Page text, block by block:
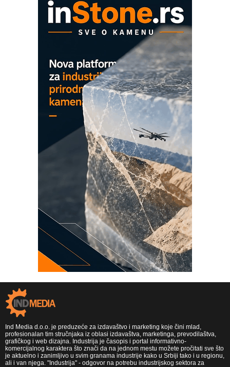
MAREX - Lim i mašine za savremena
rešenja
Marcom-plast d.o.o.- vaš pouzdan
CTO - Prilagodite svoju toplinsku
obradu!
Ind Media d.o.o. je preduzeće za izdavaštvo i marketing koje čini mlad,
profesionalan tim stručnjaka iz oblasi izdavaštva, marketinga, prevodilaštva,
grafičkog i web dizajna. Industrija je časopis i portal informativno-
komercijalnog karaktera što znači da na jednom mestu možete pročitati sve što
je aktuelno i zanimljivo u svim granama industrije kako u Srbiji tako i u regionu,
ali i van njega. "Industrija" - odgovor na potrebu industrijskog sektora za